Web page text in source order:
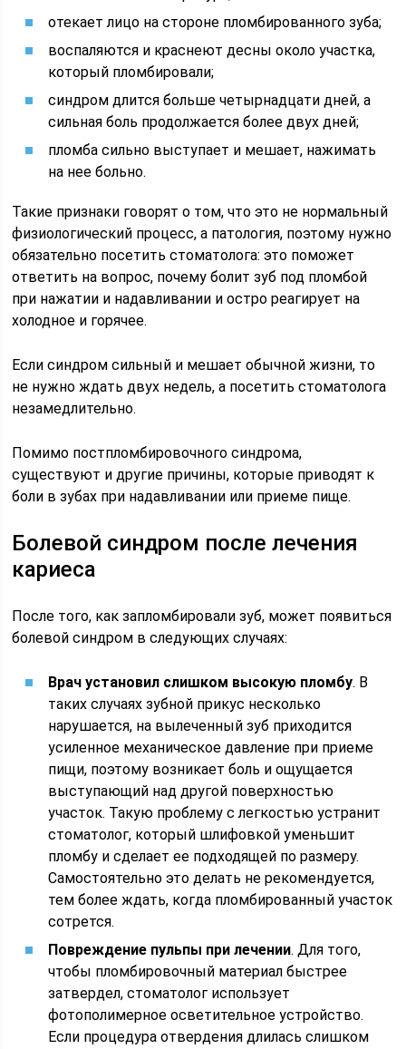
отекает лицо на стороне пломбированного зуба;
воспаляются и краснеют десны около участка,
который пломбировали;
синдром длится больше четырнадцати дней, а
сильная боль продолжается более двух дней;
пломба сильно выступает и мешает, нажимать
на нее больно.
Такие признаки говорят о том, что это не нормальный
физиологический процесс, а патология, поэтому нужно
обязательно посетить стоматолога: это поможет
ответить на вопрос, почему болит зуб под пломбой
при нажатии и надавливании и остро реагирует на
холодное и горячее.
Если синдром сильный и мешает обычной жизни, то
не нужно ждать двух недель, а посетить стоматолога
незамедлительно.
Помимо постпломбировочного синдрома,
существуют и другие причины, которые приводят к
боли в зубах при надавливании или приеме пище.
Болевой синдром после лечения
кариеса
После того, как запломбировали зуб, может появиться
болевой синдром в следующих случаях:
Врач установил слишком высокую пломбу. В
таких случаях зубной прикус несколько
нарушается, на вылеченный зуб приходится
усиленное механическое давление при приеме
пищи, поэтому возникает боль и ощущается
выступающий над другой поверхностью
участок. Такую проблему с легкостью устранит
стоматолог, который шлифовкой уменьшит
пломбу и сделает ее подходящей по размеру.
Самостоятельно это делать не рекомендуется,
тем более ждать, когда пломбированный участок
сотрется.
Повреждение пульпы при лечении. Для того,
чтобы пломбировочный материал быстрее
затвердел, стоматолог использует
фотополимерное осветительное устройство.
Если процедура отвердения длилась слишком